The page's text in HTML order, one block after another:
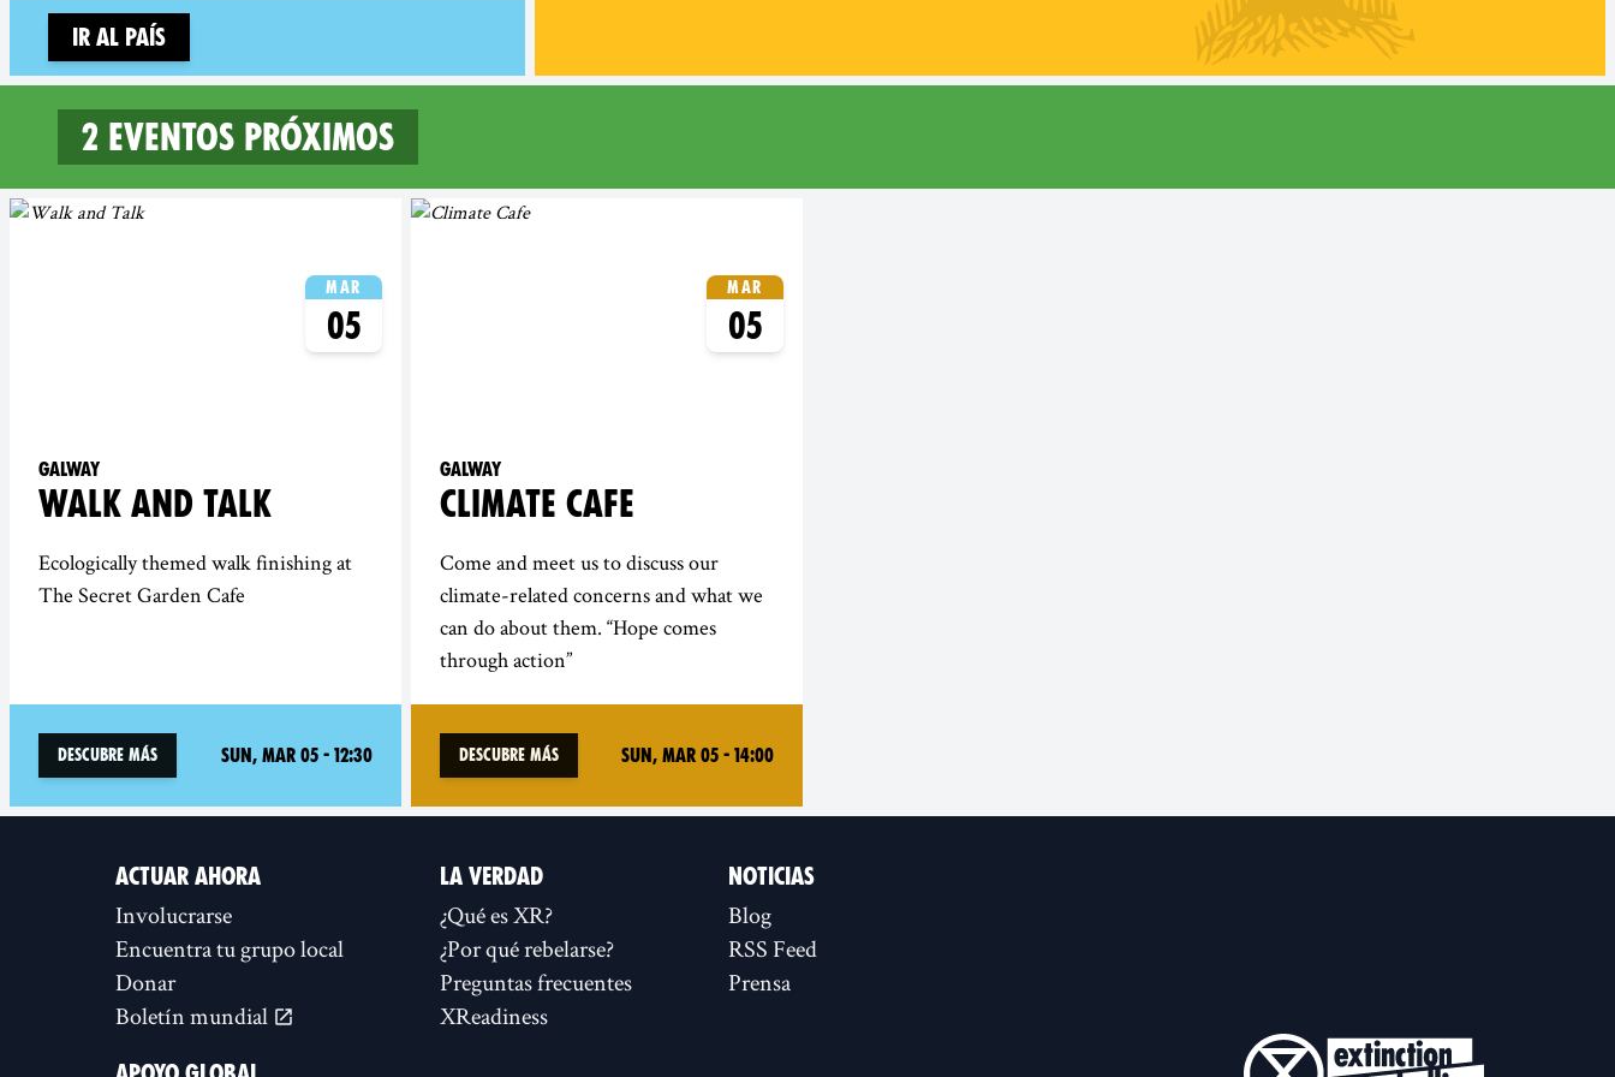
Ir al país
2 eventos próximos
2 upcoming events in Galway
Mar
05
Galway
WALK AND TALK
Ecologically themed walk finishing at
The Secret Garden Cafe
Descubre más Sun, Mar 05 - 12:30
Mar
05
Galway
CLIMATE CAFE
Come and meet us to discuss our
climate-related concerns and what we
can do about them. “Hope comes
through action”
Descubre más Sun, Mar 05 - 14:00
ACTUAR AHORA
Involucrarse
Encuentra tu grupo local
Donar
Boletín mundial
LA VERDAD
¿Qué es XR?
¿Por qué rebelarse?
Preguntas frecuentes
XReadiness
NOTICIAS
Blog
RSS Feed
Prensa